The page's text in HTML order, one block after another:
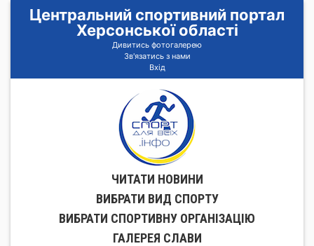
Центральний спортивний портал
Херсонської області
Дивитись фотогалерею
Зв'язатись з нами
Вхід
ЧИТАТИ НОВИНИ
ВИБРАТИ ВИД СПОРТУ
ВИБРАТИ СПОРТИВНУ ОРГАНIЗАЦIЮ
ГАЛЕРЕЯ СЛАВИ